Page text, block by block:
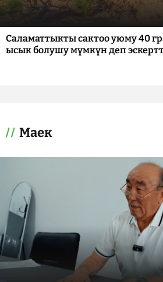
Саламаттыкты сактоо уюму 40
ысык болушу мүмкүн деп
Маек